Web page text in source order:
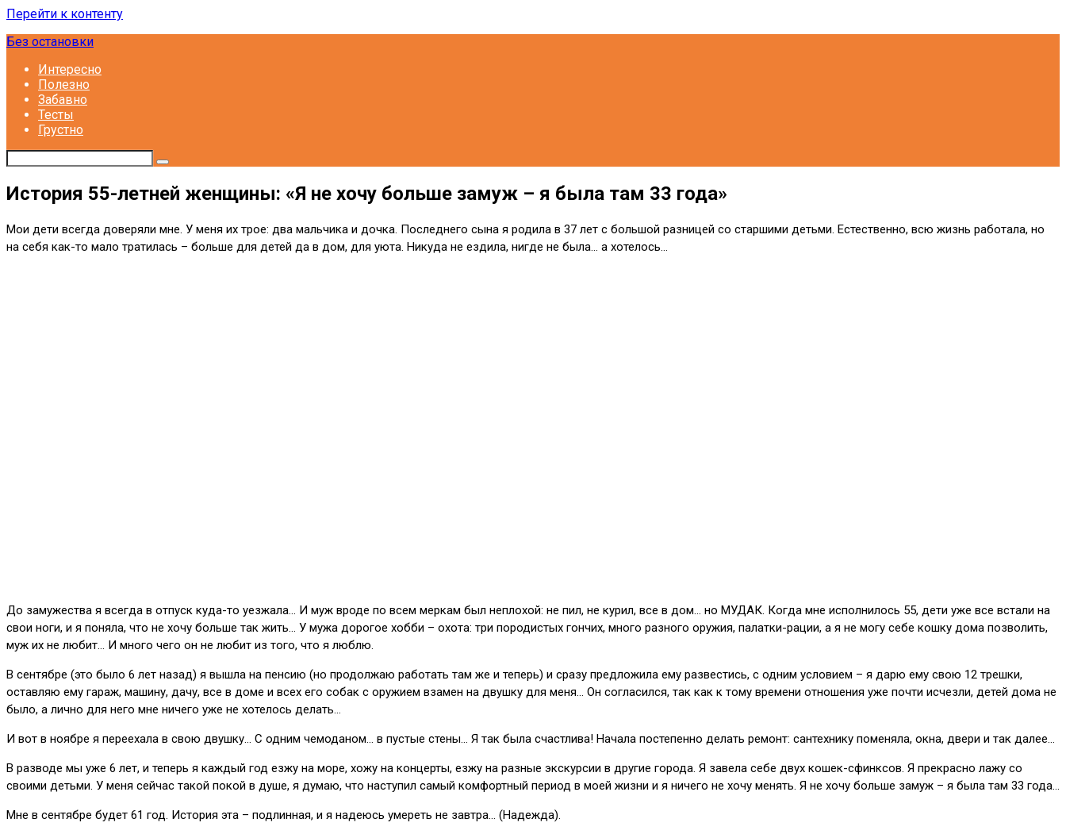
Перейти к контенту
Без остановки
Интересно
Полезно
Забавно
Тесты
Грустно
История 55-летней женщины: «Я не хочу больше замуж – я была там 33 года»
Мои дети всегда доверяли мне. У меня их трое: два мальчика и дочка. Последнего сына я родила в 37 лет с большой разницей со старшими детьми. Естественно, всю жизнь работала, но
на себя как-то мало тратилась – больше для детей да в дом, для уюта. Никуда не ездила, нигде не была… а хотелось…
До замужества я всегда в отпуск куда-то уезжала… И муж вроде по всем меркам был неплохой: не пил, не курил, все в дом… но МУДАК. Когда мне исполнилось 55, дети уже все встали на
свои ноги, и я поняла, что не хочу больше так жить… У мужа дорогое хобби – охота: три породистых гончих, много разного оружия, палатки-рации, а я не могу себе кошку дома позволить,
муж их не любит… И много чего он не любит из того, что я люблю.
В сентябре (это было 6 лет назад) я вышла на пенсию (но продолжаю работать там же и теперь) и сразу предложила ему развестись, с одним условием – я дарю ему свою 12 трешки,
оставляю ему гараж, машину, дачу, все в доме и всех его собак с оружием взамен на двушку для меня… Он согласился, так как к тому времени отношения уже почти исчезли, детей дома не
было, а лично для него мне ничего уже не хотелось делать…
И вот в ноябре я переехала в свою двушку… С одним чемоданом… в пустые стены… Я так была счастлива! Начала постепенно делать ремонт: сантехнику поменяла, окна, двери и так далее…
В разводе мы уже 6 лет, и теперь я каждый год езжу на море, хожу на концерты, езжу на разные экскурсии в другие города. Я завела себе двух кошек-сфинксов. Я прекрасно лажу со
своими детьми. У меня сейчас такой покой в душе, я думаю, что наступил самый комфортный период в моей жизни и я ничего не хочу менять. Я не хочу больше замуж – я была там 33 года…
Мне в сентябре будет 61 год. История эта – подлинная, и я надеюсь умереть не завтра… (Надежда).